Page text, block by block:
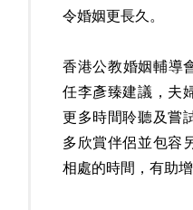
令婚姻更長久。
香港公教婚姻輔導
任李彥臻建議，夫
更多時間聆聽及嘗
多欣賞伴侶並包容
相處的時間，有助